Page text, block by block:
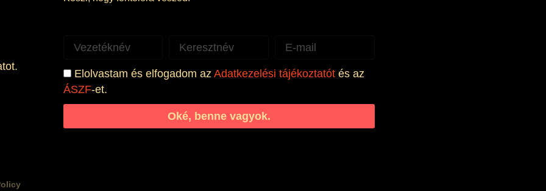
Vezetéknév
Elolvastam és elfogadom az Adatkezelési tájékoztatótés az
ÁSZF-et.
Oké, benne vagyok.